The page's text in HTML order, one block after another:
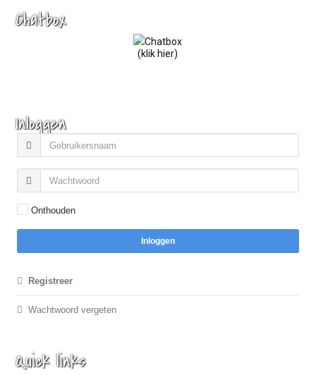
Chatbox
(klik hier)
Inloggen
Onthouden
Inloggen
Registreer
Wachtwoord vergeten
Quick links